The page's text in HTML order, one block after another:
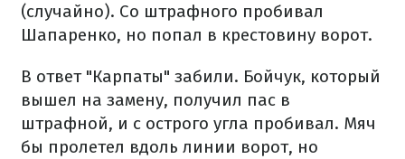
(случайно). Со штрафного пробивал
Шапаренко, но попал в крестовину ворот.
В ответ "Карпаты" забили. Бойчук, который
вышел на замену, получил пас в
штрафной, и с острого угла пробивал. Мяч
бы пролетел вдоль линии ворот, но